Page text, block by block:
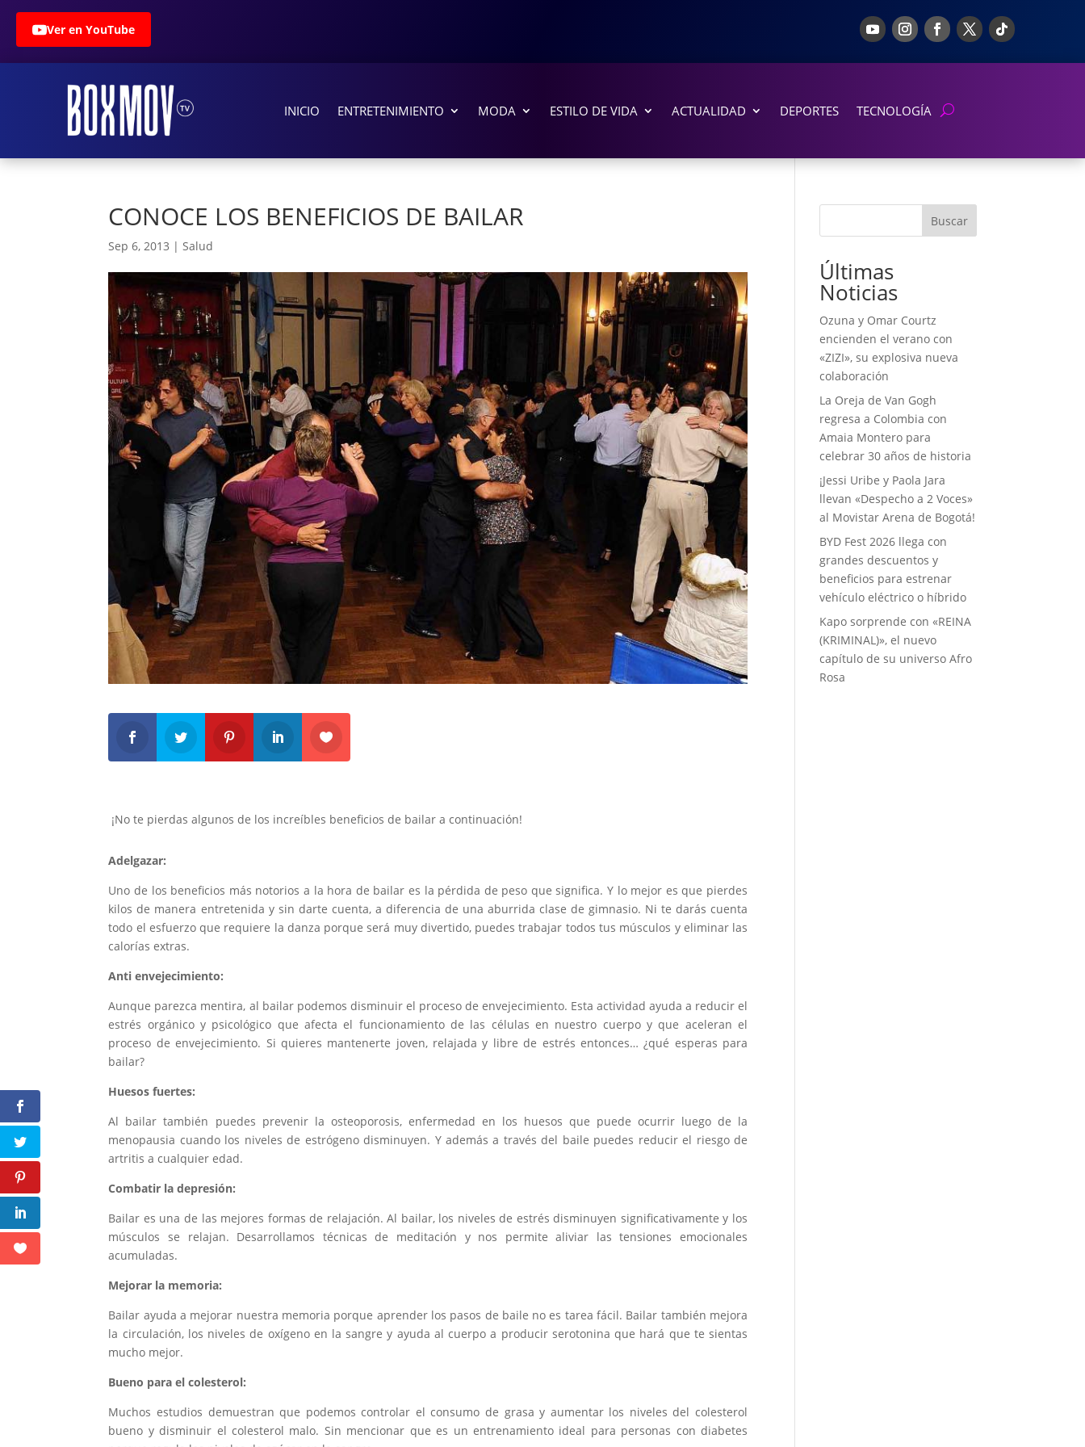
Ver en YouTube
INICIO ENTRETENIMIENTO MODA ESTILO DE VIDA ACTUALIDAD DEPORTES TECNOLOGÍA
CONOCE LOS BENEFICIOS DE BAILAR
Sep 6, 2013 |Salud
¡No te pierdas algunos de los increíbles beneficios de bailar a continuación!
Adelgazar:
Uno de los beneficios más notorios a la hora de bailar es la pérdida de peso que significa. Y lo mejor es que pierdes
kilos de manera entretenida y sin darte cuenta, a diferencia de una aburrida clase de gimnasio. Ni te darás cuenta
todo el esfuerzo que requiere la danza porque será muy divertido, puedes trabajar todos tus músculos y eliminar las
calorías extras.
Anti envejecimiento:
Aunque parezca mentira, al bailar podemos disminuir el proceso de envejecimiento. Esta actividad ayuda a reducir el
estrés orgánico y psicológico que afecta el funcionamiento de las células en nuestro cuerpo y que aceleran el
proceso de envejecimiento. Si quieres mantenerte joven, relajada y libre de estrés entonces… ¿qué esperas para
bailar?
Huesos fuertes:
Al bailar también puedes prevenir la osteoporosis, enfermedad en los huesos que puede ocurrir luego de la
menopausia cuando los niveles de estrógeno disminuyen. Y además a través del baile puedes reducir el riesgo de
artritis a cualquier edad.
Combatir la depresión:
Bailar es una de las mejores formas de relajación. Al bailar, los niveles de estrés disminuyen significativamente y los
músculos se relajan. Desarrollamos técnicas de meditación y nos permite aliviar las tensiones emocionales
acumuladas.
Mejorar la memoria:
Bailar ayuda a mejorar nuestra memoria porque aprender los pasos de baile no es tarea fácil. Bailar también mejora
la circulación, los niveles de oxígeno en la sangre y ayuda al cuerpo a producir serotonina que hará que te sientas
mucho mejor.
Bueno para el colesterol:
Muchos estudios demuestran que podemos controlar el consumo de grasa y aumentar los niveles del colesterol
bueno y disminuir el colesterol malo. Sin mencionar que es un entrenamiento ideal para personas con diabetes
Buscar
Últimas
Noticias
Ozuna y Omar Courtz
encienden el verano con
«ZIZI», su explosiva nueva
colaboración
La Oreja de Van Gogh
regresa a Colombia con
Amaia Montero para
celebrar 30 años de historia
¡Jessi Uribe y Paola Jara
llevan «Despecho a 2 Voces»
al Movistar Arena de Bogotá!
BYD Fest 2026 llega con
grandes descuentos y
beneficios para estrenar
vehículo eléctrico o híbrido
Kapo sorprende con «REINA
(KRIMINAL)», el nuevo
capítulo de su universo Afro
Rosa